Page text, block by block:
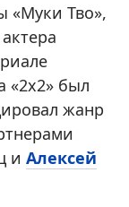
«Муки Тво»,
«2х2» был
жанр
и Алексей